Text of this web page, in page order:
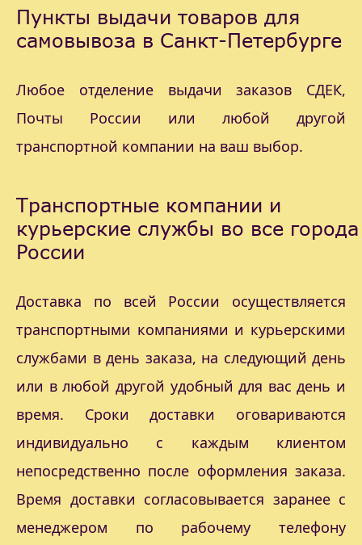
Пункты выдачи товаров для
самовывоза в Санкт-Петербурге
Любое отделение выдачи заказов СДЕК,
Почты России или любой другой
транспортной компании на ваш выбор.
Транспортные компании и
курьерские службы во все города
России
Доставка по всей России осуществляется
транспортными компаниями и курьерскими
службами в день заказа, на следующий день
или в любой другой удобный для вас день и
время. Сроки доставки оговариваются
индивидуально с каждым клиентом
непосредственно после оформления заказа.
Время доставки согласовывается заранее с
менеджером по рабочему телефону